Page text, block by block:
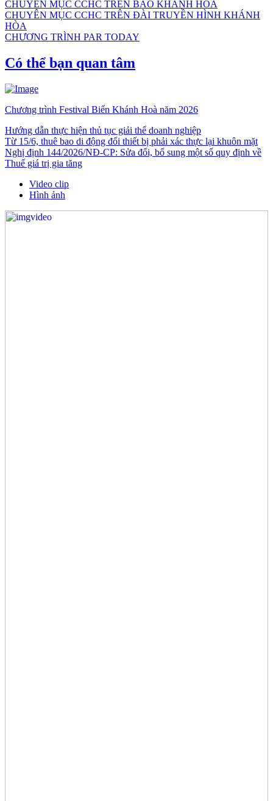
CHUYÊN MỤC CCHC TRÊN BÁO KHÁNH HÒA
CHUYÊN MỤC CCHC TRÊN ĐÀI TRUYỀN HÌNH KHÁNH
HÒA
CHƯƠNG TRÌNH PAR TODAY
Có thể bạn quan tâm
Chương trình Festival Biển Khánh Hoà năm 2026
Hướng dẫn thực hiện thủ tục giải thể doanh nghiệp
Từ 15/6, thuê bao di động đổi thiết bị phải xác thực lại khuôn mặt
Nghị định 144/2026/NĐ-CP: Sửa đổi, bổ sung một số quy định về
Thuế giá trị gia tăng
Video clip
Hình ảnh